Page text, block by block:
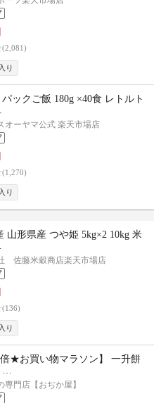
(2,081)
パックご飯 180g ×40食 レトルト
オーヤマ公式 楽天市場店
(1,270)
山形県産 つや姫 5kg×2 10kg 米
佐藤米穀商店楽天市場店
(136)
倍★お買い物マラソン】 一升餅
…
専門店【おぢか屋】